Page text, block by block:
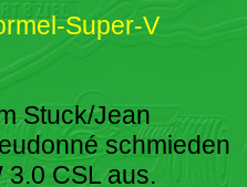
Super-V
Stuck/Jean
schmieden
3.0 CSL aus.